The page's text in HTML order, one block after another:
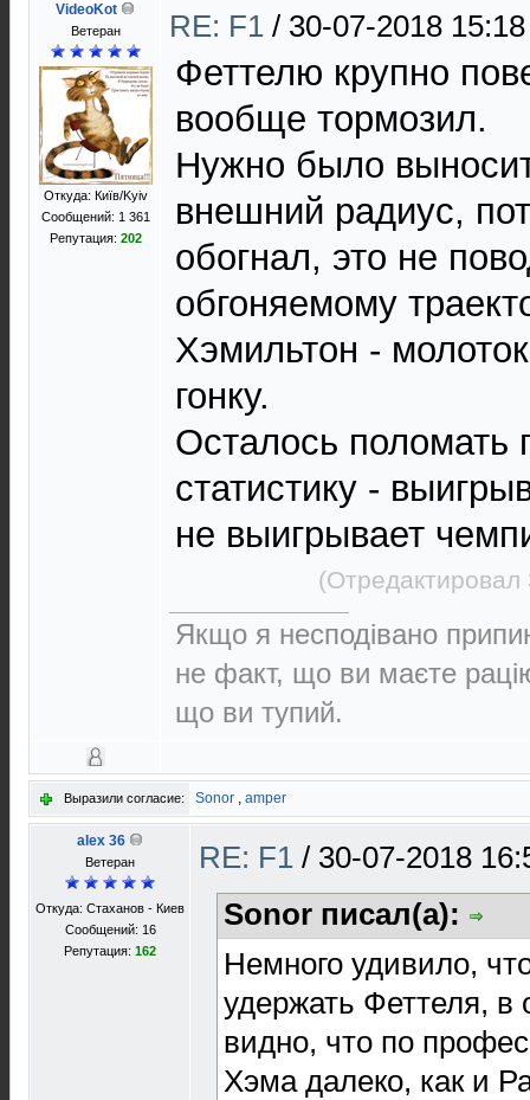
VideoKot
Ветеран
Откуда: Київ/Kyiv
Сообщений: 1 361
Репутация: 202
RE: F1 / 30-07-2018 15:18
Феттелю крупно
вообще тормозил.
Нужно было
внешний радиус,
обогнал, это не
обгоняемому
Хэмильтон -
гонку.
Осталось поломать
статистику -
не выигрывает
Якщо я несподівано
не факт, що ви маєте
що ви тупий.
Выразили согласие: Sonor , amper
alex 36
Ветеран
Откуда: Стаханов - Киев
Сообщений: 16
Репутация: 162
RE: F1 / 30-07-2018
Sonor писал(а):
Немного удивило,
удержать Феттеля, в
видно, что по
Хэма далеко, как и